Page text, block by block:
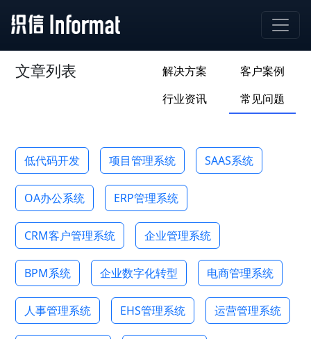
文章列表 解决方案
客户案例
行业资讯
常见问题
低代码开发 项目管理系统 SAAS系统
OA办公系统 ERP管理系统
CRM客户管理系统 企业管理系统
BPM系统 企业数字化转型 电商管理系统
人事管理系统 EHS管理系统 运营管理系统